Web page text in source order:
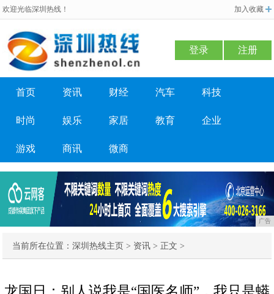
欢迎光临深圳热线！ 加入收藏
登录 注册
首页 资讯 财经 汽车 科技
时尚 娱乐 家居 教育 企业
游戏 商讯 微商
广告
当前所在位置：深圳热线主页 > 资讯 > 正文 >